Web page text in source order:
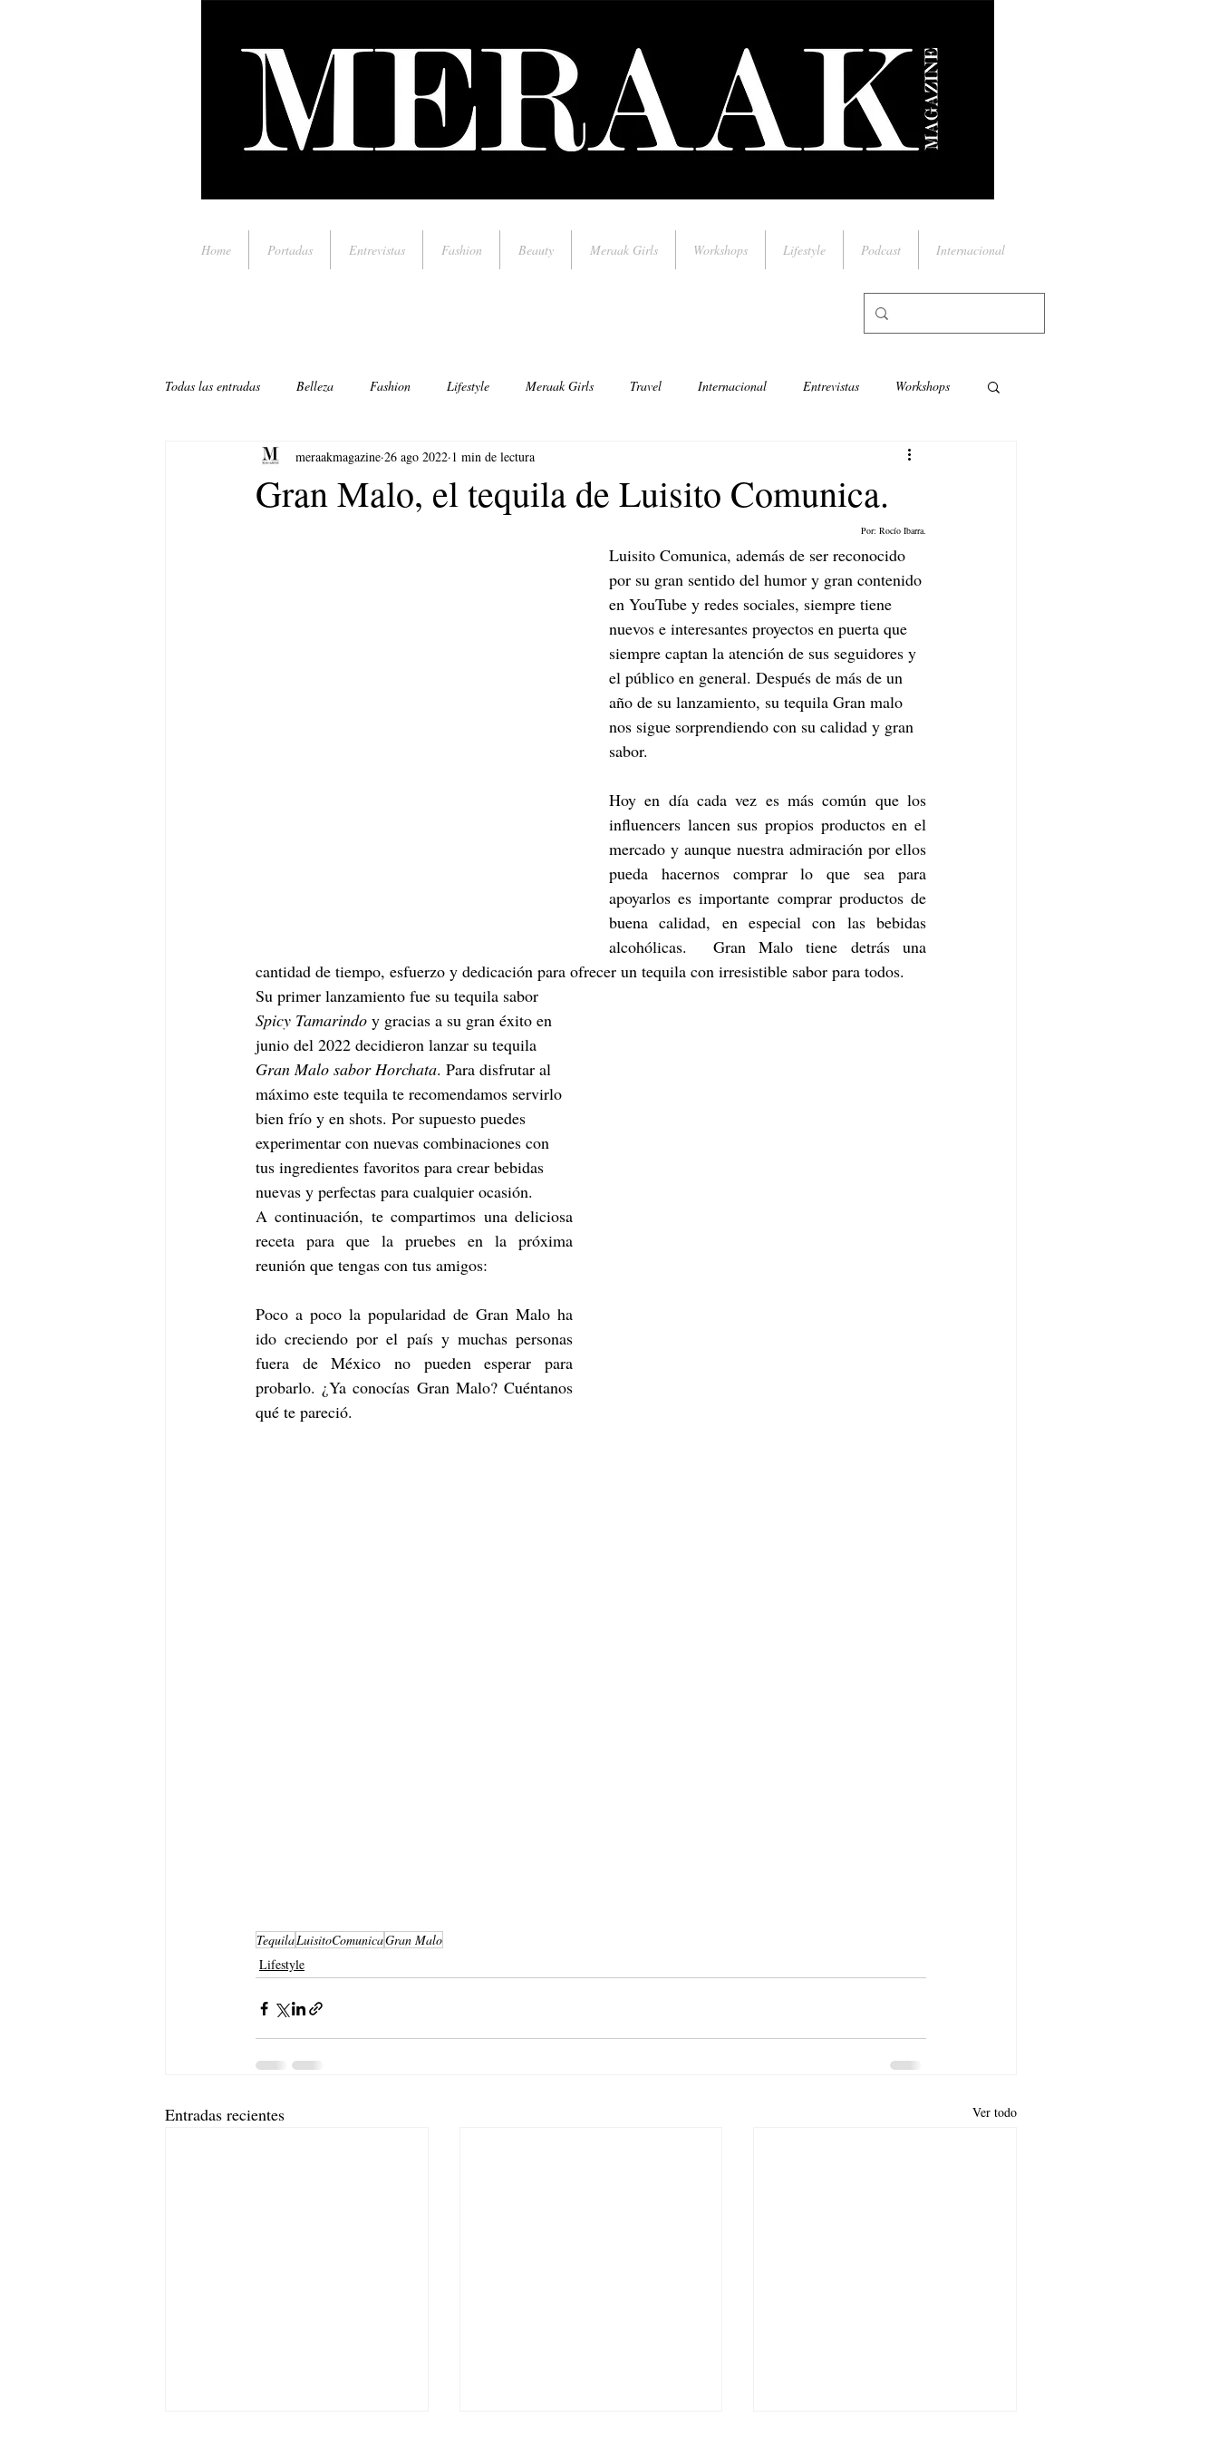
Home Portadas Entrevistas Fashion Beauty Meraak Girls Workshops Lifestyle Podcast Internacional
Todas las entradas Belleza Fashion Lifestyle Meraak Girls Travel Internacional Entrevistas Workshops
Música. Arte
Gran Malo, el tequila de Luisito Comunica.
meraakmagazine 26 ago 2022 1 min de lectura
Por: Rocío Ibarra.
Luisito Comunica, además de ser reconocido
por su gran sentido del humor y gran contenido
en YouTube y redes sociales, siempre tiene
nuevos e interesantes proyectos en puerta que
siempre captan la atención de sus seguidores y
el público en general. Después de más de un
año de su lanzamiento, su tequila Gran malo
nos sigue sorprendiendo con su calidad y gran
sabor.
Hoy en día cada vez es más común que los
influencers lancen sus propios productos en el
mercado y aunque nuestra admiración por ellos
pueda hacernos comprar lo que sea para
apoyarlos es importante comprar productos de
buena calidad, en especial con las bebidas
alcohólicas.  Gran Malo tiene detrás una
cantidad de tiempo, esfuerzo y dedicación para ofrecer un tequila con irresistible sabor para todos.
Su primer lanzamiento fue su tequila sabor
Spicy Tamarindo y gracias a su gran éxito en
junio del 2022 decidieron lanzar su tequila
Gran Malo sabor Horchata. Para disfrutar al
máximo este tequila te recomendamos servirlo
bien frío y en shots. Por supuesto puedes
experimentar con nuevas combinaciones con
tus ingredientes favoritos para crear bebidas
nuevas y perfectas para cualquier ocasión.
A continuación, te compartimos una deliciosa
receta para que la pruebes en la próxima
reunión que tengas con tus amigos:
Poco a poco la popularidad de Gran Malo ha
ido creciendo por el país y muchas personas
fuera de México no pueden esperar para
probarlo. ¿Ya conocías Gran Malo? Cuéntanos
qué te pareció.
TequilaLuisitoComunicaGran Malo
Lifestyle
Entradas recientes Ver todo